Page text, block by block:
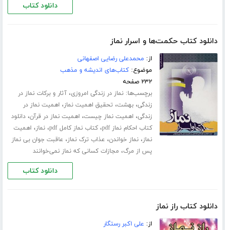
دانلود کتاب
دانلود کتاب حکمت‌ها و اسرار نماز
از: محمدعلی رضایی اصفهانی
موضوع:کتاب‌های اندیشه و مذهب
۲۳۲ صفحه
برچسب‌ها:نماز در زندگی امروزی،آثار و برکات نماز در
زندگی،بهشت، تحقیق اهمیت نماز، اهمیت نماز در
زندگی، اهمیت نماز چیست، اهمیت نماز در قرآن،دانلود
کتاب احکام نماز pdf
،کتاب نماز کامل pdf ،نماز، اهمیت
نماز،نماز خواندن، عذاب ترک نماز، عاقبت جوان بی نماز
پس از مرگ، مجازات کسانی که نماز نمی‌خوانند
دانلود کتاب
دانلود کتاب راز نماز
از: علی اکبر رستگار